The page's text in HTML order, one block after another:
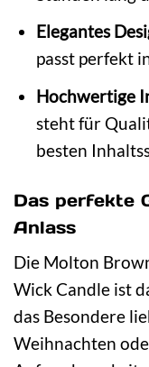
Elegantes
passt perfekt
Hochwertige
steht für
besten
Das perfekte
Anlass
Die Molton
Wick Candle ist
das Besondere
Weihnachten